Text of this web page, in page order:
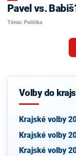
Pavel vs.
Téma: Politika
Volby do
Krajské volby
Krajské volby
Krajské volby